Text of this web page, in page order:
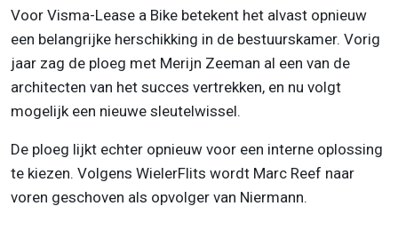
Voor Visma-Lease a Bike betekent het alvast opnieuw
een belangrijke herschikking in de bestuurskamer. Vorig
jaar zag de ploeg met Merijn Zeeman al een van de
architecten van het succes vertrekken, en nu volgt
mogelijk een nieuwe sleutelwissel.
De ploeg lijkt echter opnieuw voor een interne oplossing
te kiezen. Volgens WielerFlits wordt Marc Reef naar
voren geschoven als opvolger van Niermann.